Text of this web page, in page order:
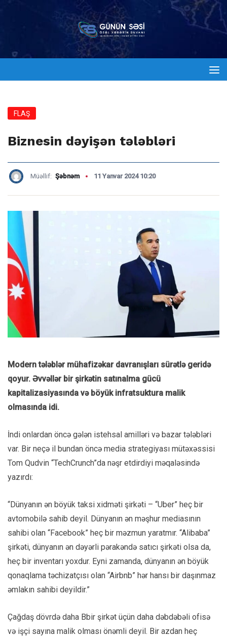
FLAŞ
Biznesin dəyişən tələbləri
Müəllif: Şəbnəm 11 Yanvar 2024 10:20
Modern tələblər mühafizəkar davranışları sürətlə geridə
qoyur. Əvvəllər bir şirkətin satınalma gücü
kapitalizasiyasında və böyük infratsuktura malik
olmasında idi.
İndi onlardan öncə gələn istehsal amilləri və bazar tələbləri
var. Bir neçə il bundan öncə media strategiyası mütəxəssisi
Tom Qudvin “TechCrunch”da nəşr etdirdiyi məqaləsində
yazırdı:
“Dünyanın ən böyük taksi xidməti şirkəti – “Uber” heç bir
avtomobilə sahib deyil. Dünyanın ən məşhur mediasının
sahibi olan “Facebook” heç bir məzmun yaratmır. “Alibaba”
şirkəti, dünyanın ən dəyərli pərakəndə satıcı şirkəti olsa da,
heç bir inventarı yoxdur. Eyni zamanda, dünyanın ən böyük
qonaqlama təchizatçısı olan “Airbnb” hər hansı bir daşınmaz
əmlakın sahibi deyildir.”
Çağdaş dövrdə daha Bbir şirkət üçün daha dəbdəbəli ofisə
və işçi sayına malik olması önəmli deyil. Bir azdan heç